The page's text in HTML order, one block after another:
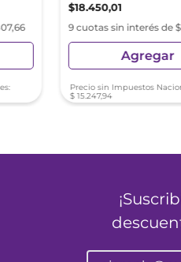
$18.450,01
9 cuotas sin interés de
Agregar
Precio sin Impuestos
$ 15.247,94